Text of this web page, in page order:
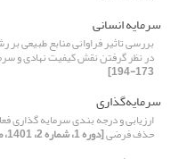
سرمایه انسانی
بررسی تاثیر فراوانی منابع طبیعی
در نظر گرفتن نقش کیفیت نهادی و
173-194]
سرمایه‌گذاری
ارزیابی و درجه بندی سرمایه گذاری
حذف فرضی[دوره 1، شماره 2، 1401، صفحه 143-179]